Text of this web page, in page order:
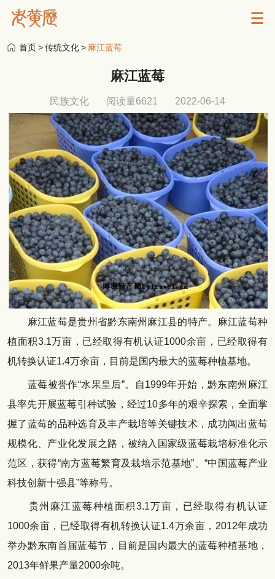
首页>传统文化> 麻江蓝莓
麻江蓝莓
民族文化 阅读量6621 2022-06-14
麻江蓝莓是贵州省黔东南州麻江县的特产。麻江蓝莓种
植面积3.1万亩，已经取得有机认证1000余亩，已经取得有
机转换认证1.4万余亩，目前是国内最大的蓝莓种植基地。
蓝莓被誉作“水果皇后”。自1999年开始，黔东南州麻江
县率先开展蓝莓引种试验，经过10多年的艰辛探索，全面掌
握了蓝莓的品种选育及丰产栽培等关键技术，成功闯出蓝莓
规模化、产业化发展之路，被纳入国家级蓝莓栽培标准化示
范区，获得“南方蓝莓繁育及栽培示范基地”、“中国蓝莓产业
科技创新十强县”等称号。
贵州麻江蓝莓种植面积3.1万亩，已经取得有机认证
1000余亩，已经取得有机转换认证1.4万余亩，2012年成功
举办黔东南首届蓝莓节，目前是国内最大的蓝莓种植基地，
2013年鲜果产量2000余吨。